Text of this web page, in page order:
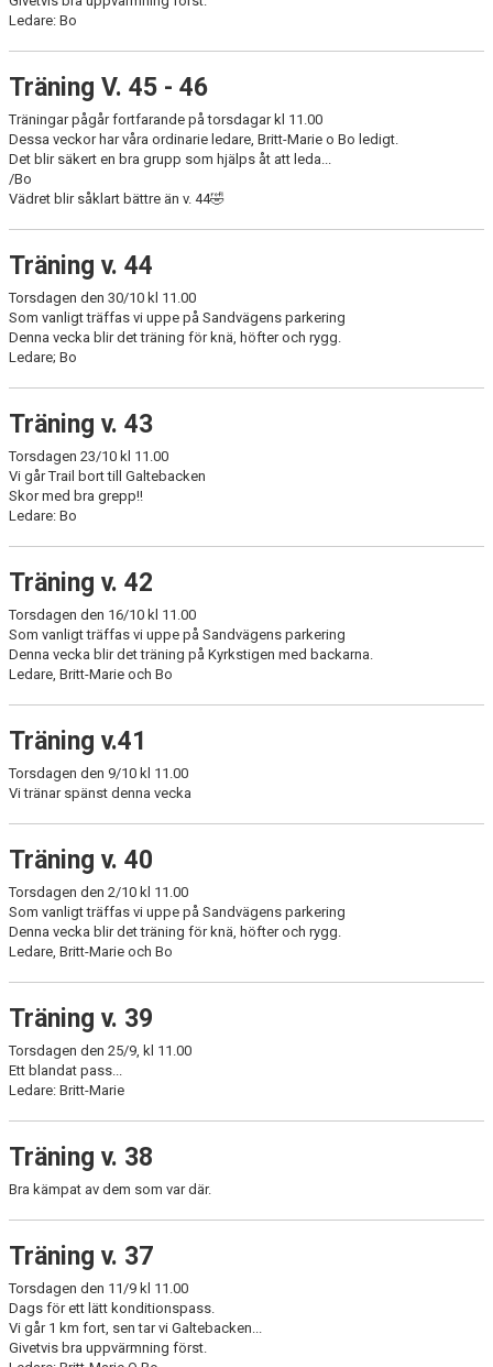
Ledare: Bo
Träning V. 45 - 46
Träningar pågår fortfarande på torsdagar kl 11.00
Dessa veckor har våra ordinarie ledare, Britt-Marie o Bo ledigt.
Det blir säkert en bra grupp som hjälps åt att leda...
/Bo
Vädret blir såklart bättre än v. 44🤣
Träning v. 44
Torsdagen den 30/10 kl 11.00
Som vanligt träffas vi uppe på Sandvägens parkering
Denna vecka blir det träning för knä, höfter och rygg.
Ledare; Bo
Träning v. 43
Torsdagen 23/10 kl 11.00
Vi går Trail bort till Galtebacken
Skor med bra grepp!!
Ledare: Bo
Träning v. 42
Torsdagen den 16/10 kl 11.00
Som vanligt träffas vi uppe på Sandvägens parkering
Denna vecka blir det träning på Kyrkstigen med backarna.
Ledare, Britt-Marie och Bo
Träning v.41
Torsdagen den 9/10 kl 11.00
Vi tränar spänst denna vecka
Träning v. 40
Torsdagen den 2/10 kl 11.00
Som vanligt träffas vi uppe på Sandvägens parkering
Denna vecka blir det träning för knä, höfter och rygg.
Ledare, Britt-Marie och Bo
Träning v. 39
Torsdagen den 25/9, kl 11.00
Ett blandat pass...
Ledare: Britt-Marie
Träning v. 38
Bra kämpat av dem som var där.
Träning v. 37
Torsdagen den 11/9 kl 11.00
Dags för ett lätt konditionspass.
Vi går 1 km fort, sen tar vi Galtebacken...
Givetvis bra uppvärmning först.